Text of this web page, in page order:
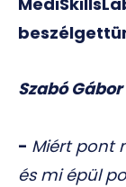
Szabó
- Miért pont
és mi épül